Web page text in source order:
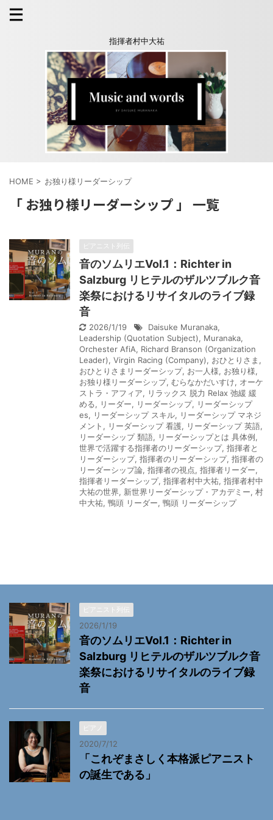
指揮者村中大祐
HOME > お独り様リーダーシップ
「 お独り様リーダーシップ 」 一覧
ピアニスト列伝
音のソムリエVol.1：Richter in
Salzburg リヒテルのザルツブルク音
楽祭におけるリサイタルのライブ録
音
2026/1/19 Daisuke Muranaka,
Leadership (Quotation Subject), Muranaka,
Orchester AfiA, Richard Branson (Organization
Leader), Virgin Racing (Company), おひとりさま ,
おひとりさまリーダーシップ, お一人様, お独り様,
お独り様リーダーシップ, むらなかだいすけ, オーケ
ストラ・アフィア, リラックス 脱力 Relax 弛緩 緩
める, リーダー, リーダーシップ, リーダーシップ
es, リーダーシップ スキル, リーダーシップ マネジ
メント , リーダーシップ 看護, リーダーシップ 英語,
リーダーシップ 類語, リーダーシップとは 具体例,
世界で活躍する指揮者のリーダーシップ, 指揮者と
リーダーシップ, 指揮者のリーダーシップ, 指揮者の
リーダーシップ論, 指揮者の視点, 指揮者リーダー,
指揮者リーダーシップ, 指揮者村中大祐, 指揮者村中
大祐の世界, 新世界リーダーシップ・アカデミー, 村
中大祐, 鴨頭 リーダー, 鴨頭 リーダーシップ
ピアニスト列伝
2026/1/19
音のソムリエVol.1：Richter in
Salzburg リヒテルのザルツブルク音
楽祭におけるリサイタルのライブ録
音
ピアノ
2020/7/12
「これぞまさしく本格派ピアニスト
の誕生である」